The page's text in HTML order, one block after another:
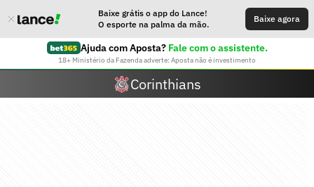
Baixe grátis o app do Lance!
O esporte na palma da mão.
Baixe agora
Ajuda com Aposta? Fale com o assistente.
18+ Ministério da Fazenda adverte: Aposta não é investimento
Corinthians